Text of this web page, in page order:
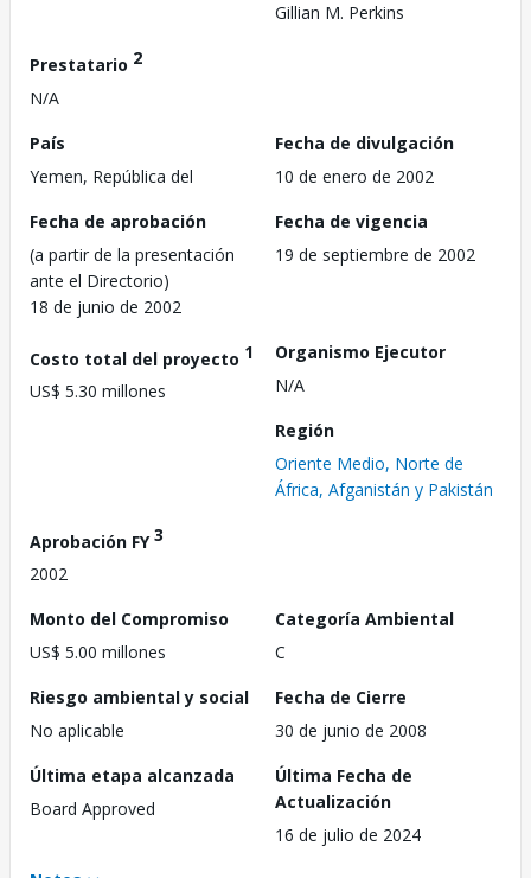
Gillian M. Perkins
Prestatario 2
N/A
País
Yemen, República del
Fecha de divulgación
10 de enero de 2002
Fecha de aprobación
(a partir de la presentación
ante el Directorio)
18 de junio de 2002
Fecha de vigencia
19 de septiembre de 2002
Costo total del proyecto 1
US$ 5.30 millones
Organismo Ejecutor
N/A
Región
Oriente Medio, Norte de
África, Afganistán y Pakistán
Aprobación FY3
2002
Monto del Compromiso
US$ 5.00 millones
Categoría Ambiental
C
Riesgo ambiental y social
No aplicable
Fecha de Cierre
30 de junio de 2008
Última etapa alcanzada
Board Approved
Última Fecha de
Actualización
16 de julio de 2024